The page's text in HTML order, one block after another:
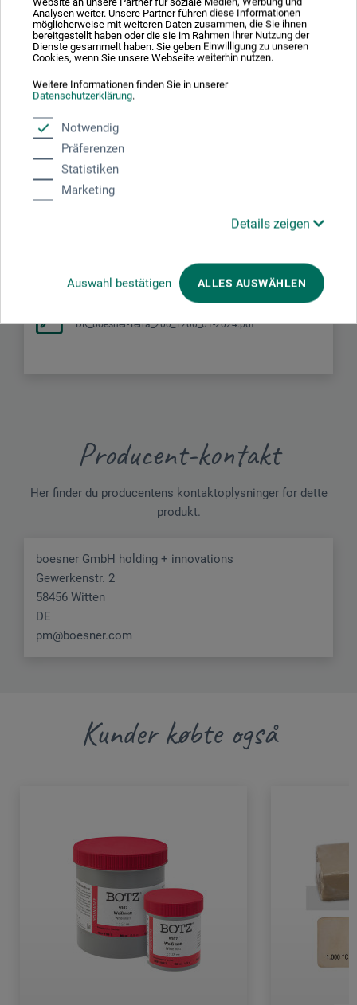
Analysen weiter. Unsere Partner führen diese Informationen
möglicherweise mit weiteren Daten zusammen, die Sie ihnen
bereitgestellt haben oder die sie im Rahmen Ihrer Nutzung der
Dienste gesammelt haben. Sie geben Einwilligung zu unseren
Cookies, wenn Sie unsere Webseite weiterhin nutzen.
Weitere Informationen finden Sie in unserer
Datenschutzerklärung.
Notwendig
Präferenzen
Statistiken
Marketing
Details zeigen
Auswahl bestätigen ALLES AUSWÄHLEN
lovgivningen alligevel angives på etiketten på grund af
mulige allergiske reaktioner.
Lys rød til teglstensrød, når det brændes, 25 % fineste
chamotte, kornstørrelse: 0–0,2 mm.
Anvendelsestemperaturer: 980 til 1.190 °C.
Her finder du vigtige dokumenter og filer til dette produkt.
DK_boesner-Terra_200_T200_01-2024.pdf
Producent-kontakt
Her finder du producentens kontaktoplysninger for dette
produkt.
boesner GmbH holding + innovations
Gewerkenstr. 2
58456 Witten
DE
pm@boesner.com
Kunder købte også